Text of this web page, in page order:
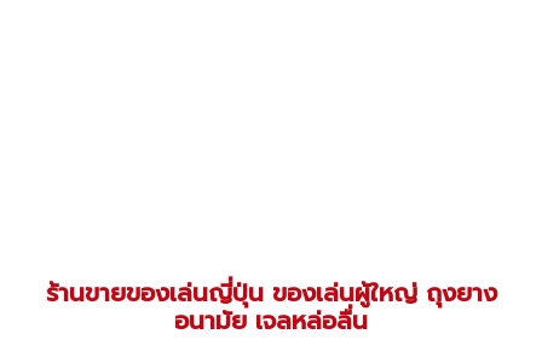
ร้านขายของเล่นญี่ปุ่น ของเล่นผู้ใหญ่ ถุงยาง
อนามัย เจลหล่อลื่น